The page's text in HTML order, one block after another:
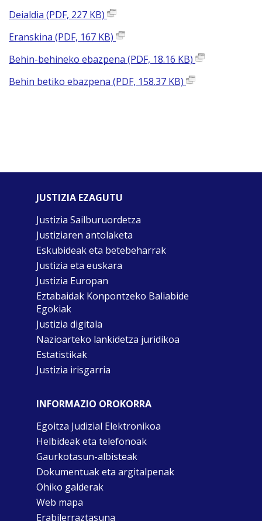
Deialdia (PDF, 227 KB)
Eranskina (PDF, 167 KB)
Behin-behineko ebazpena (PDF, 18.16 KB)
Behin betiko ebazpena (PDF, 158.37 KB)
JUSTIZIA EZAGUTU
Justizia Sailburuordetza
Justiziaren antolaketa
Eskubideak eta betebeharrak
Justizia eta euskara
Justizia Europan
Eztabaidak Konpontzeko Baliabide
Egokiak
Justizia digitala
Nazioarteko lankidetza juridikoa
Estatistikak
Justizia irisgarria
INFORMAZIO OROKORRA
Egoitza Judizial Elektronikoa
Helbideak eta telefonoak
Gaurkotasun-albisteak
Dokumentuak eta argitalpenak
Ohiko galderak
Web mapa
Erabilerraztasuna